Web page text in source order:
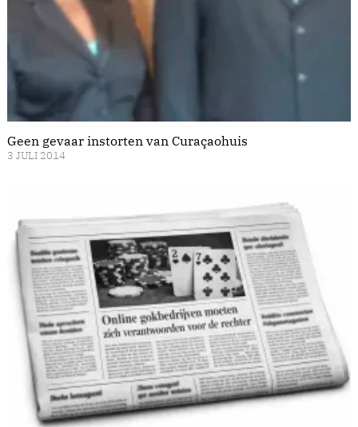
Geen gevaar instorten van Curaçaohuis
3 JULI 2014